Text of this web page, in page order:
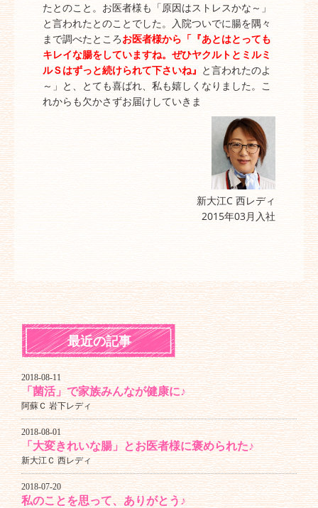
たとのこと。お医者様も「原因はストレスかな～」
と言われたとのことでした。入院ついでに腸を隅々
まで調べたところお医者様から「『あとはとっても
キレイな腸をしていますね。ぜひヤクルトとミルミ
ルＳはずっと続けられて下さいね』 と言われたのよ
～」と、とても喜ばれ、私も嬉しくなりました。こ
れからも欠かさずお届けしていきま
新大江C 西レディ
2015年03月入社
最近の記事
2018-08-11
「菌活」で家族みんなが健康に♪
阿蘇Ｃ 岩下レディ
2018-08-01
「大変きれいな腸」とお医者様に褒められた♪
新大江Ｃ 西レディ
2018-07-20
私のことを思って、ありがとう♪